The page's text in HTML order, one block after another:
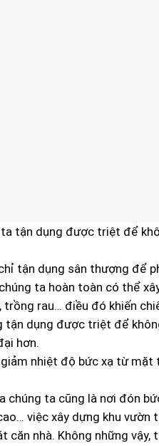
tận dụng được triệt để
tận dụng sân thượng để
ta hoàn toàn có thể
trồng rau… điều đó khiến
dụng được triệt để
hơn.
nhiệt độ bức xạ từ mặt
chúng ta cũng là nơi đón
việc xây dựng khu
nhà. Không những